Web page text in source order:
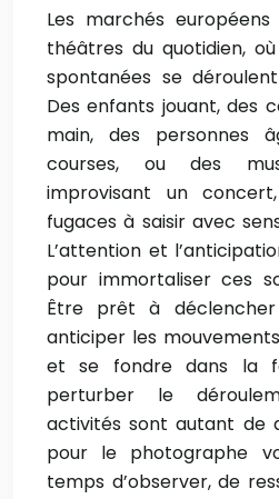
Les marchés
théâtres du quotidien,
spontanées se
Des enfants jouant, des
main, des personnes
courses, ou des
improvisant un
fugaces à saisir avec
L’attention et
pour immortaliser ces
Être prêt à
anticiper les
et se fondre dans la
perturber le
activités sont autant de
pour le photographe
temps d’observer, de